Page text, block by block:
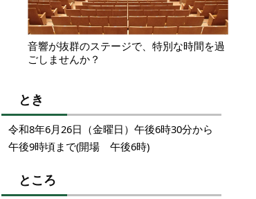
音響が抜群のステージで、特別な時間を過
ごしませんか？
とき
令和8年6月26日（金曜日）午後6時30分から
午後9時頃まで(開場 午後6時)
ところ